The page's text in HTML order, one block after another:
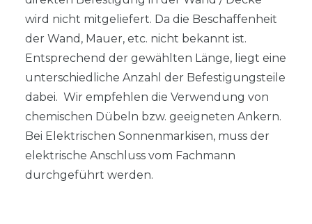
wird nicht mitgeliefert. Da die Beschaffenheit
der Wand, Mauer, etc. nicht bekannt ist.
Entsprechend der gewählten Länge, liegt eine
unterschiedliche Anzahl der Befestigungsteile
dabei. Wir empfehlen die Verwendung von
chemischen Dübeln bzw. geeigneten Ankern.
Bei Elektrischen Sonnenmarkisen, muss der
elektrische Anschluss vom Fachmann
durchgeführt werden.